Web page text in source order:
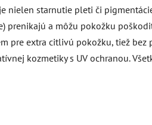
nielen starnutie pleti či
prenikajú a môžu pokožku
pre extra citlivú pokožku, tiež
kozmetiky s UV ochranou.